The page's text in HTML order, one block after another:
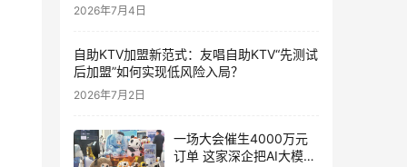
2026年7月4日
自助KTV加盟新范式：友唱自助KTV“先测试
后加盟”如何实现低风险入局？
2026年7月2日
一场大会催生4000万元
订单 这家深企把AI大模型